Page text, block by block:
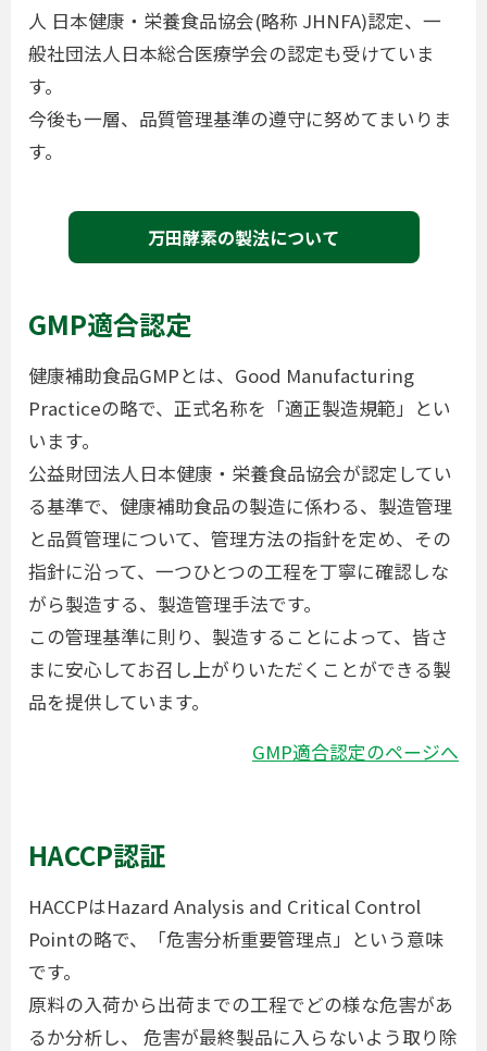
人 日本健康・栄養食品協会(略称 JHNFA)認定、一
般社団法人日本総合医療学会の認定も受けていま
す。
今後も一層、品質管理基準の遵守に努めてまいりま
す。
万田酵素の製法について
GMP適合認定
健康補助食品GMPとは、Good Manufacturing
Practiceの略で、正式名称を「適正製造規範」とい
います。
公益財団法人日本健康・栄養食品協会が認定してい
る基準で、健康補助食品の製造に係わる、製造管理
と品質管理について、管理方法の指針を定め、その
指針に沿って、一つひとつの工程を丁寧に確認しな
がら製造する、製造管理手法です。
この管理基準に則り、製造することによって、皆さ
まに安心してお召し上がりいただくことができる製
品を提供しています。
GMP適合認定のページへ
HACCP認証
HACCPはHazard Analysis and Critical Control
Pointの略で、「危害分析重要管理点」という意味
です。
原料の入荷から出荷までの工程でどの様な危害があ
るか分析し、 危害が最終製品に入らないよう取り除